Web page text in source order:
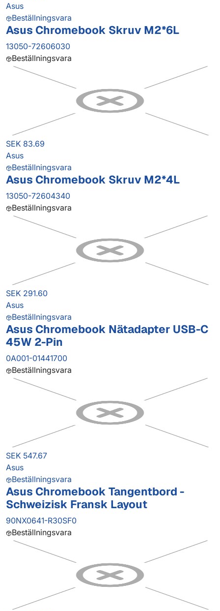
Asus
Beställningsvara
Asus Chromebook Skruv M2*6L
13050-72606030
Beställningsvara
SEK 83.69
Asus
Beställningsvara
Asus Chromebook Skruv M2*4L
13050-72604340
Beställningsvara
SEK 291.60
Asus
Beställningsvara
Asus Chromebook Nätadapter USB-C
45W 2-Pin
0A001-01441700
Beställningsvara
SEK 547.67
Asus
Beställningsvara
Asus Chromebook Tangentbord -
Schweizisk Fransk Layout
90NX0641-R30SF0
Beställningsvara